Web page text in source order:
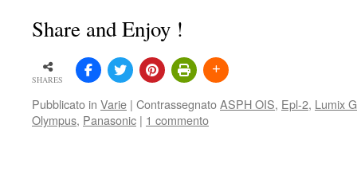
Share and Enjoy !
SHARES
Pubblicato in Varie | ContrassegnatoASPH OIS, Epl-2, Lumix
Olympus, Panasonic | 1 commento